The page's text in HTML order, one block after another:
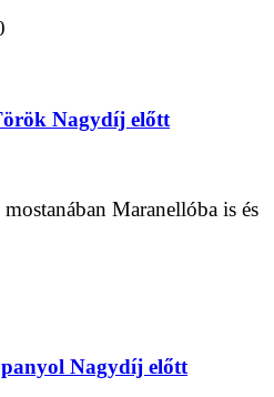
Nagydíj előtt
Maranellóba is és
Nagydíj előtt